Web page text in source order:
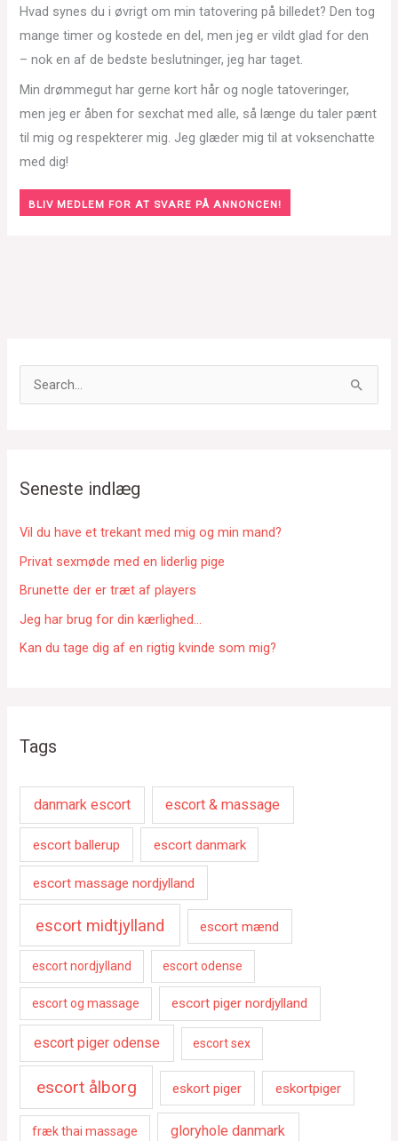
Hvad synes du i øvrigt om min tatovering på billedet? Den tog
mange timer og kostede en del, men jeg er vildt glad for den
– nok en af de bedste beslutninger, jeg har taget.
Min drømmegut har gerne kort hår og nogle tatoveringer,
men jeg er åben for sexchat med alle, så længe du taler pænt
til mig og respekterer mig. Jeg glæder mig til at voksenchatte
med dig!
BLIV MEDLEM FOR AT SVARE PÅ ANNONCEN!
ø
f
e
r
:
Seneste indlæg
Vil du have et trekant med mig og min mand?
Privat sexmøde med en liderlig pige
Brunette der er træt af players
Jeg har brug for din kærlighed…
Kan du tage dig af en rigtig kvinde som mig?
Tags
danmark escort escort & massage
escort ballerup escort danmark
escort massage nordjylland
escort midtjylland escort mænd
escort nordjylland escort odense
escort og massage escort piger nordjylland
escort piger odense escort sex
escort ålborg eskort piger eskortpiger
fræk thai massage gloryhole danmark